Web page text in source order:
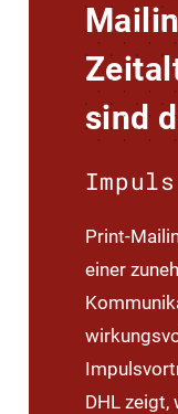
sind
Impuls
Print-
einer
DHL zeigt,